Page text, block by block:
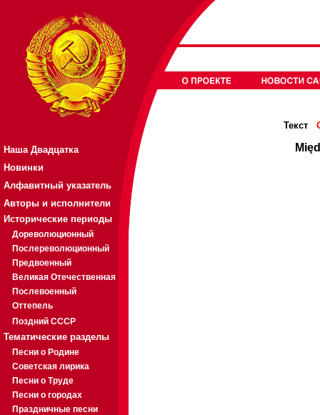
Наша Двадцатка
Новинки
Алфавитный указатель
Авторы и исполнители
Исторические периоды
Дореволюционный
Послереволюционный
Предвоенный
Великая Отечественная
Послевоенный
Оттепель
Поздний СССР
Тематические разделы
Песни о Родине
Советская лирика
Песни о Труде
Песни о городах
Праздничные песни
Текст